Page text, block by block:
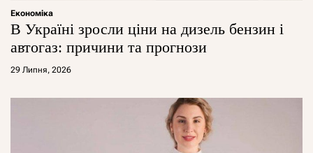
Економіка
В Україні зросли ціни на дизель бензин і
автогаз: причини та прогнози
29 Липня, 2026